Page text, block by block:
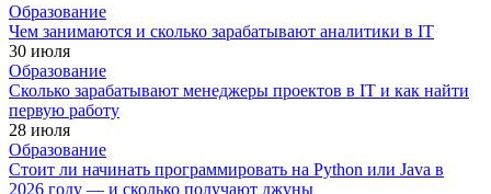
Образование
Чем занимаются и сколько зарабатывают аналитики в IT
30 июля
Образование
Сколько зарабатывают менеджеры проектов в IT и как найти
первую работу
28 июля
Образование
Стоит ли начинать программировать на Python или Java в
2026 году — и сколько получают джуны